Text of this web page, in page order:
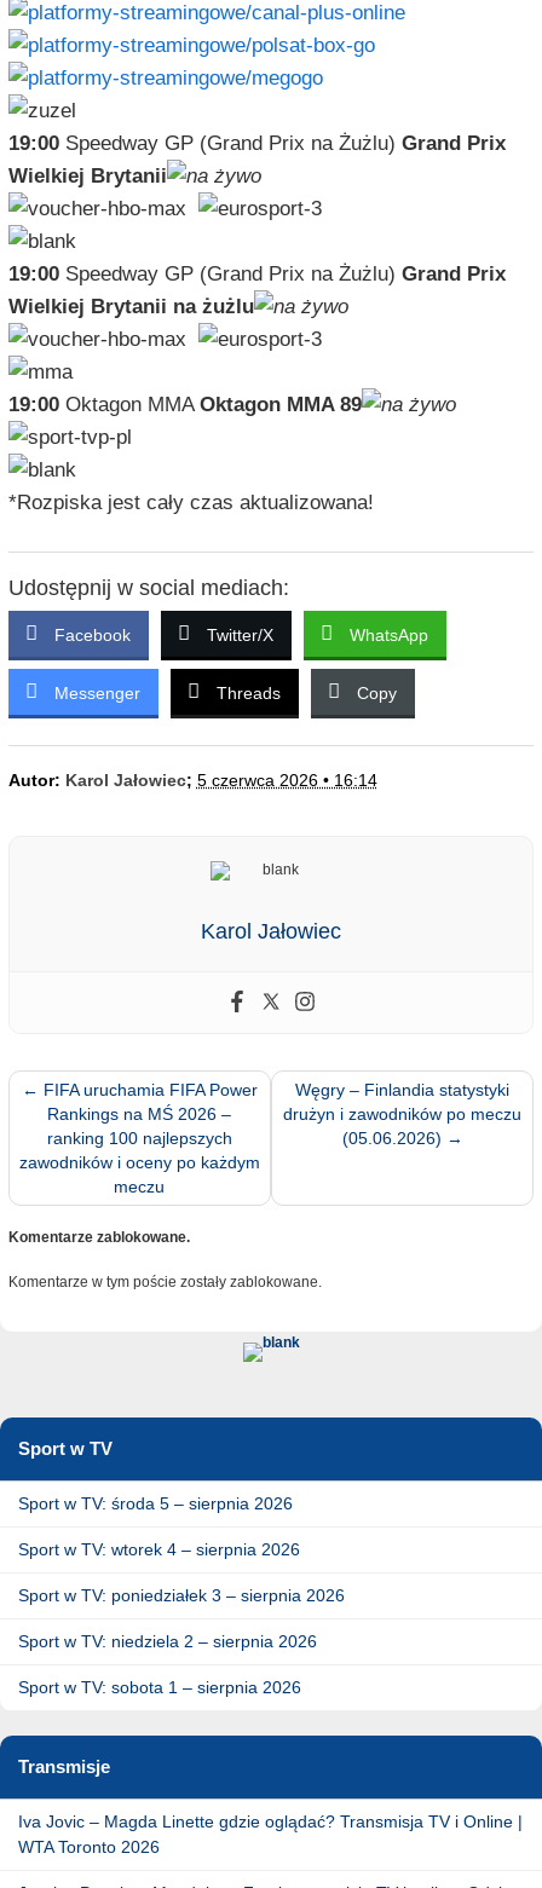
19:00Speedway GP (Grand Prix na Żużlu) Grand Prix
Wielkiej Brytanii
19:00Speedway GP (Grand Prix na Żużlu) Grand Prix
Wielkiej Brytanii na żużlu
19:00Oktagon MMAOktagon MMA 89
*Rozpiska jest cały czas aktualizowana!
Udostępnij w social mediach:
Facebook Twitter/X WhatsApp
Messenger Threads Copy
Autor: Karol Jałowiec; 5 czerwca 2026 • 16:14
Karol Jałowiec
← FIFA uruchamia FIFA Power
Rankings na MŚ 2026 –
ranking 100 najlepszych
zawodników i oceny po każdym
meczu
Węgry – Finlandia statystyki
drużyn i zawodników po meczu
(05.06.2026) →
Komentarze zablokowane.
Komentarze w tym poście zostały zablokowane.
Sport w TV
Sport w TV: środa 5 – sierpnia 2026
Sport w TV: wtorek 4 – sierpnia 2026
Sport w TV: poniedziałek 3 – sierpnia 2026
Sport w TV: niedziela 2 – sierpnia 2026
Sport w TV: sobota 1 – sierpnia 2026
Transmisje
Iva Jovic – Magda Linette gdzie oglądać? Transmisja TV i Online |
WTA Toronto 2026